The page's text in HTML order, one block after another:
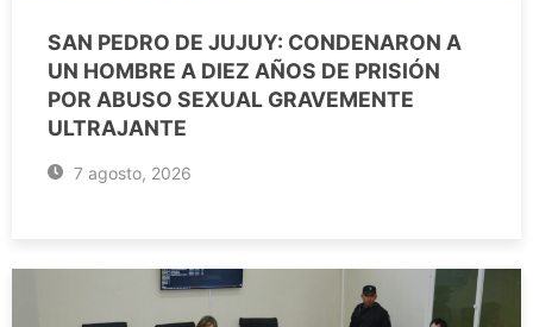
SAN PEDRO DE JUJUY: CONDENARON A
UN HOMBRE A DIEZ AÑOS DE PRISIÓN
POR ABUSO SEXUAL GRAVEMENTE
ULTRAJANTE
7 agosto, 2026